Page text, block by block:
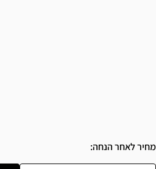
מחיר לאחר הנחה